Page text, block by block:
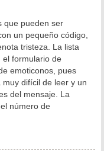
que pueden ser
un pequeño código,
tristeza. La lista
el formulario de
emoticonos, pues
difícil de leer y un
del mensaje. La
número de